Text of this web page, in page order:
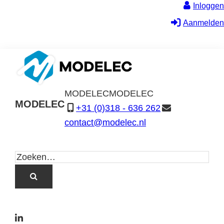
Inloggen
Aanmelden
MODELEC
MODELECMODELEC
+31 (0)318 - 636 262
contact@modelec.nl
L